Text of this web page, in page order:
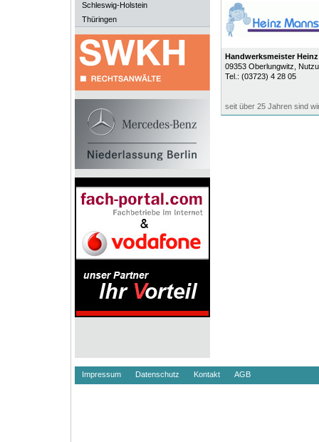
Schleswig-Holstein
Thüringen
Handwerksmeister
09353 Oberlungwitz ,
Tel.: (03723) 4 28 05
seit über 25 Jahren sind
Impressum Datenschutz Kontakt AGB